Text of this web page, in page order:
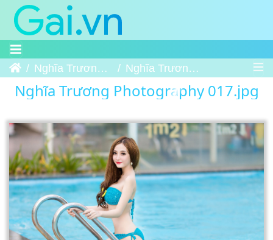
Trang chủNghĩa Trương Photography Nghĩa Trương Photography 017
Nghĩa Trương Photography 017.jpg